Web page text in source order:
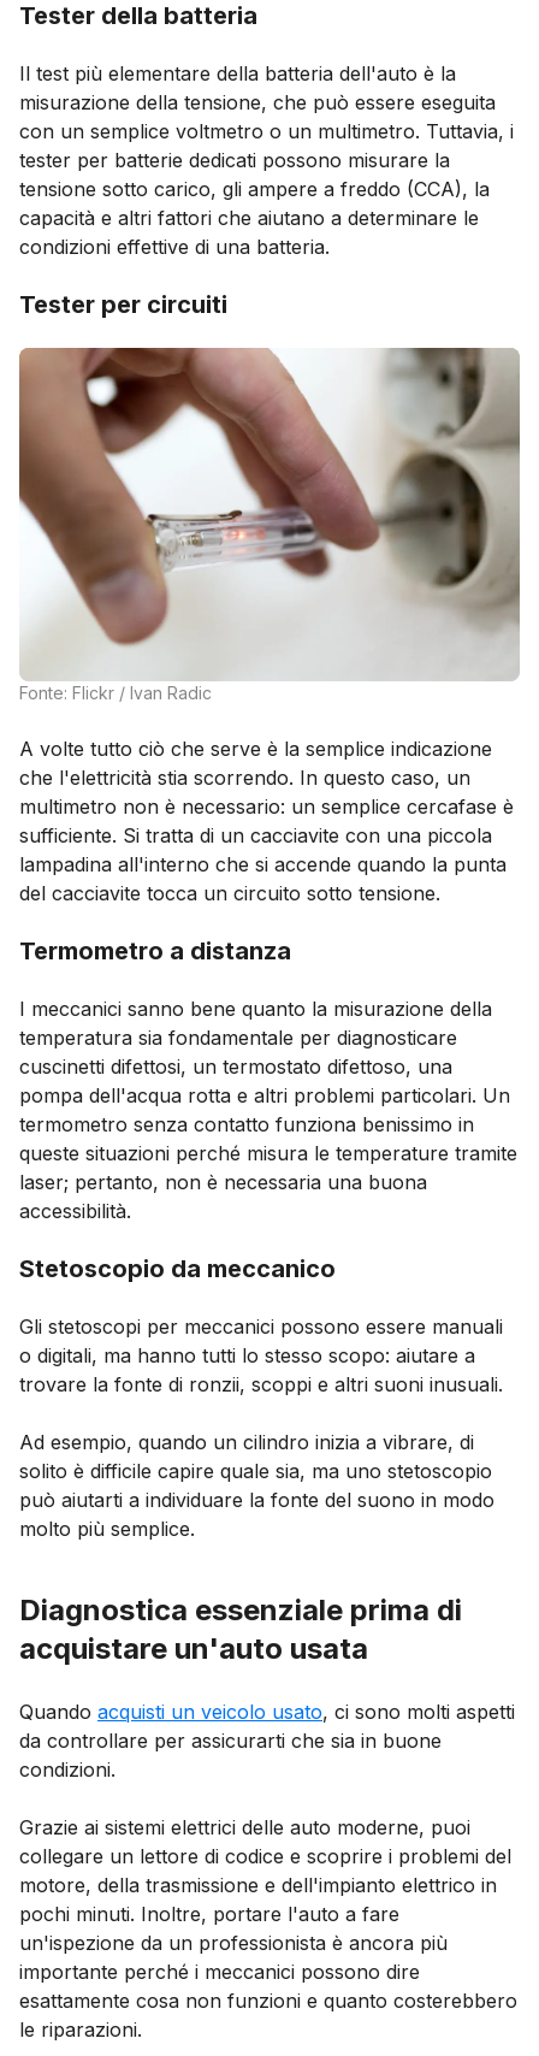
Tester della batteria
Il test più elementare della batteria dell'auto è la
misurazione della tensione, che può essere eseguita
con un semplice voltmetro o un multimetro. Tuttavia, i
tester per batterie dedicati possono misurare la
tensione sotto carico, gli ampere a freddo (CCA), la
capacità e altri fattori che aiutano a determinare le
condizioni effettive di una batteria.
Tester per circuiti
Fonte: Flickr / Ivan Radic
A volte tutto ciò che serve è la semplice indicazione
che l'elettricità stia scorrendo. In questo caso, un
multimetro non è necessario: un semplice cercafase è
sufficiente. Si tratta di un cacciavite con una piccola
lampadina all'interno che si accende quando la punta
del cacciavite tocca un circuito sotto tensione.
Termometro a distanza
I meccanici sanno bene quanto la misurazione della
temperatura sia fondamentale per diagnosticare
cuscinetti difettosi, un termostato difettoso, una
pompa dell'acqua rotta e altri problemi particolari. Un
termometro senza contatto funziona benissimo in
queste situazioni perché misura le temperature tramite
laser; pertanto, non è necessaria una buona
accessibilità.
Stetoscopio da meccanico
Gli stetoscopi per meccanici possono essere manuali
o digitali, ma hanno tutti lo stesso scopo: aiutare a
trovare la fonte di ronzii, scoppi e altri suoni inusuali.
Ad esempio, quando un cilindro inizia a vibrare, di
solito è difficile capire quale sia, ma uno stetoscopio
può aiutarti a individuare la fonte del suono in modo
molto più semplice.
Diagnostica essenziale prima di
acquistare un'auto usata
Quando acquisti un veicolo usato, ci sono molti aspetti
da controllare per assicurarti che sia in buone
condizioni.
Grazie ai sistemi elettrici delle auto moderne, puoi
collegare un lettore di codice e scoprire i problemi del
motore, della trasmissione e dell'impianto elettrico in
pochi minuti. Inoltre, portare l'auto a fare
un'ispezione da un professionista è ancora più
importante perché i meccanici possono dire
esattamente cosa non funzioni e quanto costerebbero
le riparazioni.